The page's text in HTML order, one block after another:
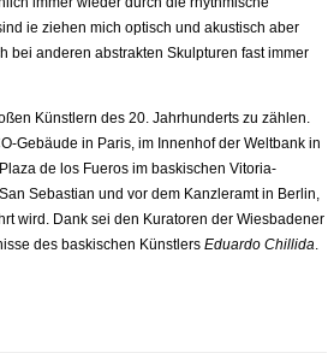
ie ziehen mich optisch und akustisch aber
bei anderen abstrakten Skulpturen fast immer
Künstlern des 20. Jahrhunderts zu zählen.
Gebäude in Paris, im Innenhof der Weltbank in
de los Fueros im baskischen Vitoria-
Sebastian und vor dem Kanzleramt in Berlin,
wird. Dank sei den Kuratoren der Wiesbadener
des baskischen Künstlers Eduardo Chillida.